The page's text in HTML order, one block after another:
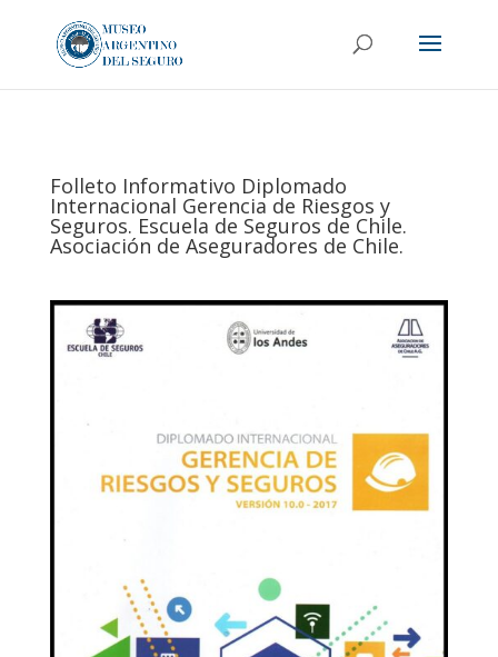
Folleto Informativo Diplomado
Internacional Gerencia de Riesgos y
Seguros. Escuela de Seguros de Chile.
Asociación de Aseguradores de Chile.